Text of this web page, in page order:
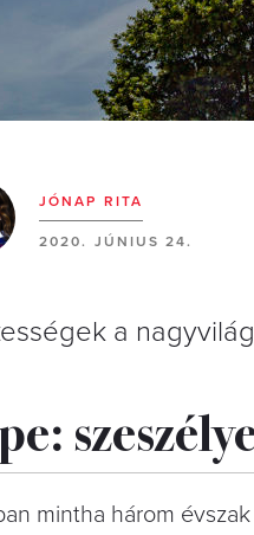
JÓNAP RITA
2020. JÚNIUS 24.
a
mintha három